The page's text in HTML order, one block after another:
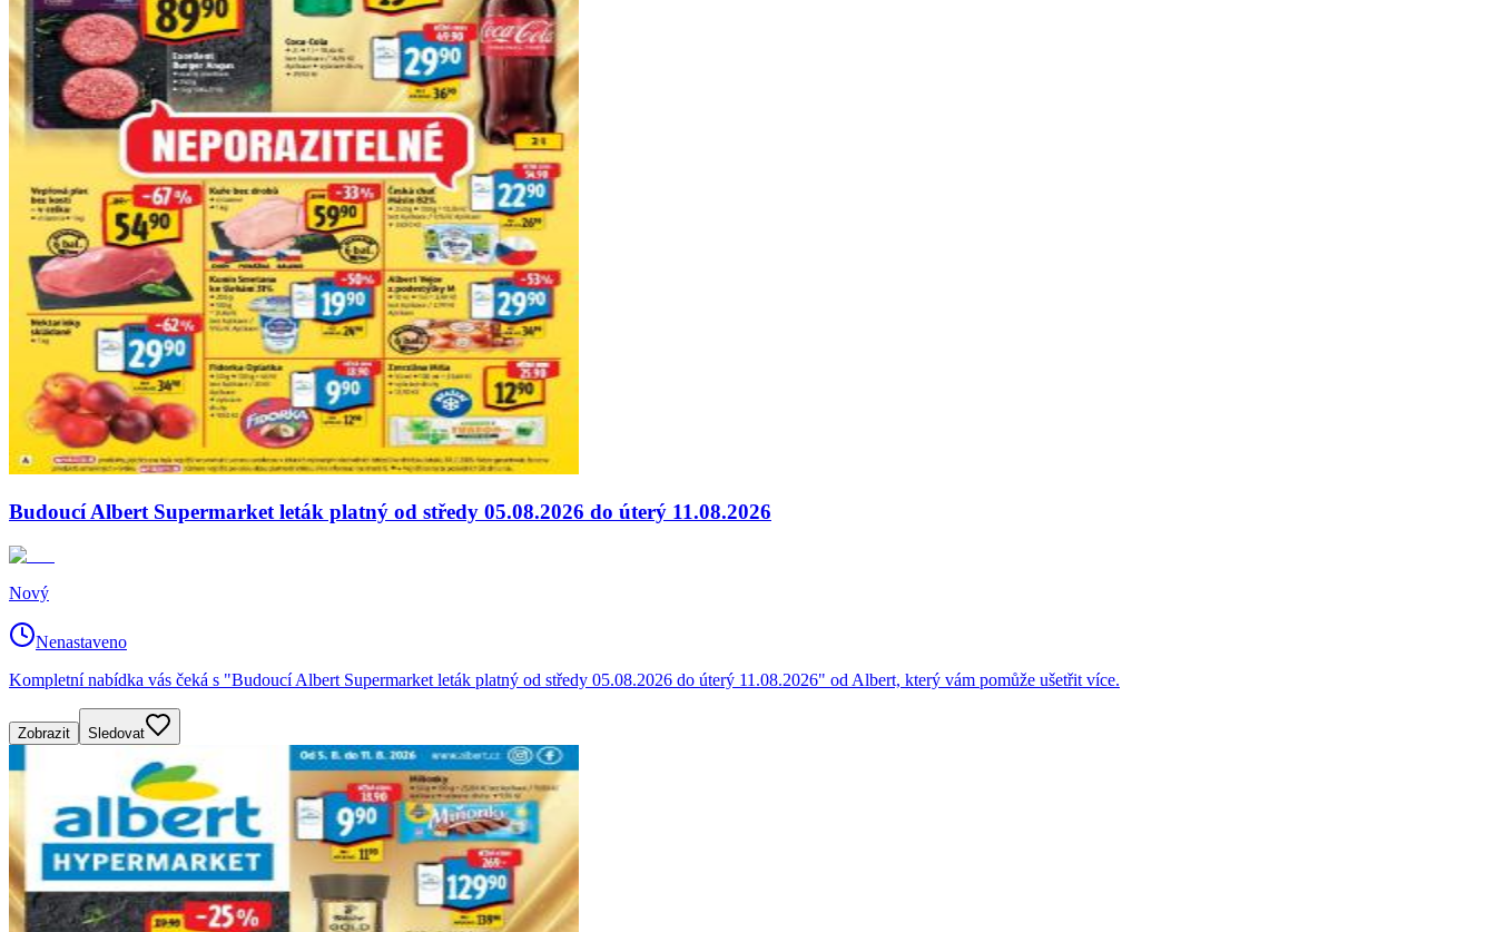
Budoucí Albert Supermarket leták platný od středy 05.08.2026 do úterý 11.08.2026
Nový
Nenastaveno
Kompletní nabídka vás čeká s "Budoucí Albert Supermarket leták platný od středy 05.08.2026 do úterý 11.08.2026" od Albert, který vám pomůže ušetřit více.
Zobrazit Sledovat